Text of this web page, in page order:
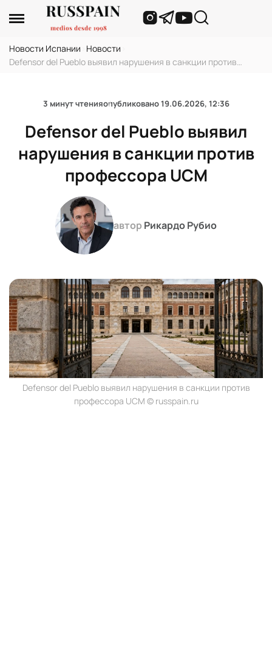
Новости Испании Новости
Defensor del Pueblo выявил нарушения в санкции против
3 минут чтенияопубликовано19.06.2026, 12:36
Defensor del Pueblo выявил
нарушения в санкции против
профессора UCM
автор Рикардо Рубио
Defensor del Pueblo выявил нарушения в санкции против
профессора UCM © russpain.ru